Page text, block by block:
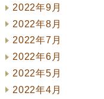
2022年9月
2022年8月
2022年7月
2022年6月
2022年5月
2022年4月